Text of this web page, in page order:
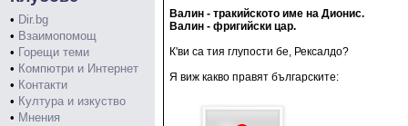
• Dir.bg
• Взаимопомощ
• Горещи теми
• Компютри и Интернет
• Контакти
• Култура и изкуство
• Мнения
Валин - тракийското име на Дионис.
Валин - фригийски цар.
К'ви са тия глупости бе, Рексалдо?
Я виж какво правят българските: